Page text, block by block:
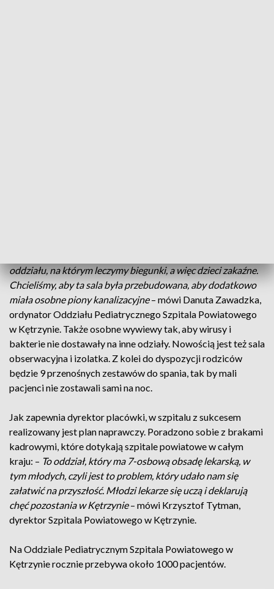
oddziału, na którym leczymy biegunki, a więc dzieci zakaźne.
Chcieliśmy, aby ta sala była przebudowana, aby dodatkowo
miała osobne piony kanalizacyjne– mówi Danuta Zawadzka,
ordynator Oddziału Pediatrycznego Szpitala Powiatowego
w Kętrzynie. Także osobne wywiewy tak, aby wirusy i
bakterie nie dostawały na inne odziały. Nowością jest też sala
obserwacyjna i izolatka. Z kolei do dyspozycji rodziców
będzie 9 przenośnych zestawów do spania, tak by mali
pacjenci nie zostawali sami na noc.
Jak zapewnia dyrektor placówki, w szpitalu z sukcesem
realizowany jest plan naprawczy. Poradzono sobie z brakami
kadrowymi, które dotykają szpitale powiatowe w całym
kraju: – To oddział, który ma 7-osbową obsadę lekarską, w
tym młodych, czyli jest to problem, który udało nam się
załatwić na przyszłość. Młodzi lekarze się uczą i deklarują
chęć pozostania w Kętrzynie– mówi Krzysztof Tytman,
dyrektor Szpitala Powiatowego w Kętrzynie.
Na Oddziale Pediatrycznym Szpitala Powiatowego w
Kętrzynie rocznie przebywa około 1000 pacjentów.